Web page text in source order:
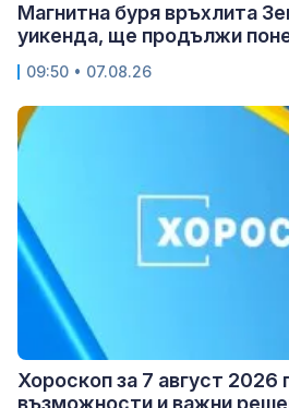
Магнитна буря връхлита
уикенда, ще продължи
09:50 • 07.08.26
Хороскоп за 7 август 2026